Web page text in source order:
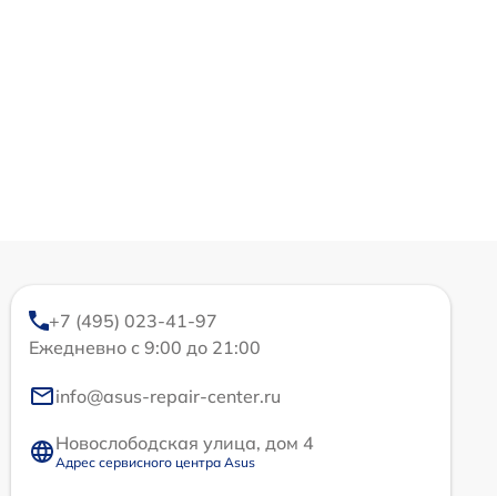
+7 (495) 023-41-97
Ежедневно с 9:00 до 21:00
info@asus-repair-center.ru
Новослободская улица, дом 4
Адрес сервисного центра Asus